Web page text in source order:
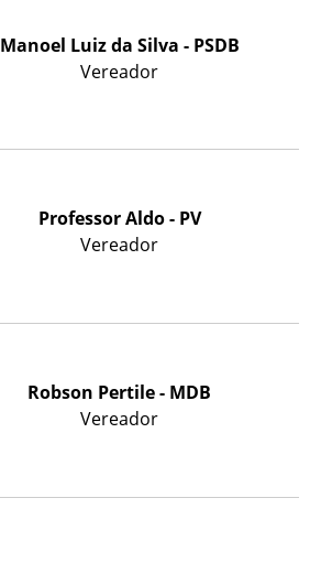
Manoel Luiz da Silva - PSDB
Vereador
Professor Aldo - PV
Vereador
Robson Pertile - MDB
Vereador